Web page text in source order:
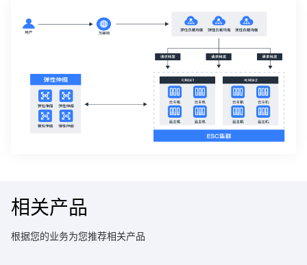
相关产品
根据您的业务为您推荐相关产品